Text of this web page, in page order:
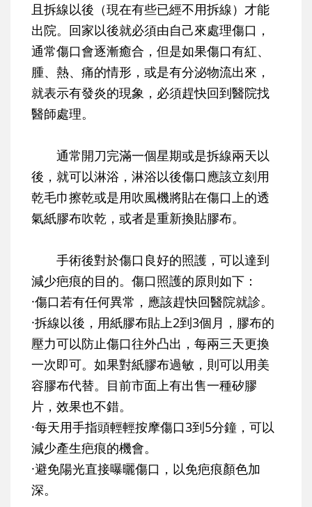
且拆線以後（現在有些已經不用拆線）才能
出院。回家以後就必須由自己來處理傷口，
通常傷口會逐漸癒合，但是如果傷口有紅、
腫、熱、痛的情形，或是有分泌物流出來，
就表示有發炎的現象，必須趕快回到醫院找
醫師處理。
通常開刀完滿一個星期或是拆線兩天以
後，就可以淋浴，淋浴以後傷口應該立刻用
乾毛巾擦乾或是用吹風機將貼在傷口上的透
氣紙膠布吹乾，或者是重新換貼膠布。
手術後對於傷口良好的照護，可以達到
減少疤痕的目的。傷口照護的原則如下：
·傷口若有任何異常，應該趕快回醫院就診。
·拆線以後，用紙膠布貼上2到3個月，膠布的
壓力可以防止傷口往外凸出，每兩三天更換
一次即可。如果對紙膠布過敏，則可以用美
容膠布代替。目前市面上有出售一種矽膠
片，效果也不錯。
·每天用手指頭輕輕按摩傷口3到5分鐘，可以
減少產生疤痕的機會。
·避免陽光直接曝曬傷口，以免疤痕顏色加
深。